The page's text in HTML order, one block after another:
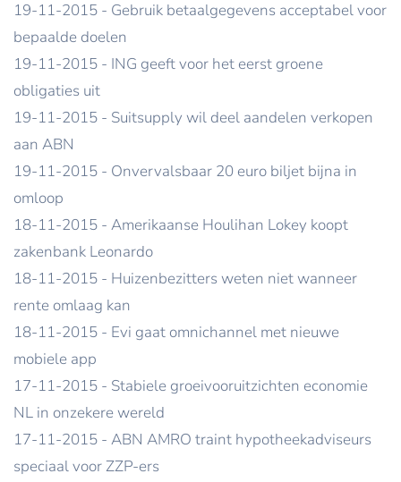
19-11-2015 - Gebruik betaalgegevens acceptabel voor
bepaalde doelen
19-11-2015 - ING geeft voor het eerst groene
obligaties uit
19-11-2015 - Suitsupply wil deel aandelen verkopen
aan ABN
19-11-2015 - Onvervalsbaar 20 euro biljet bijna in
omloop
18-11-2015 - Amerikaanse Houlihan Lokey koopt
zakenbank Leonardo
18-11-2015 - Huizenbezitters weten niet wanneer
rente omlaag kan
18-11-2015 - Evi gaat omnichannel met nieuwe
mobiele app
17-11-2015 - Stabiele groeivooruitzichten economie
NL in onzekere wereld
17-11-2015 - ABN AMRO traint hypotheekadviseurs
speciaal voor ZZP-ers